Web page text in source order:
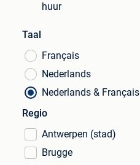
huur
Taal
Français
Nederlands
Nederlands & Français
Regio
Antwerpen (stad)
Brugge